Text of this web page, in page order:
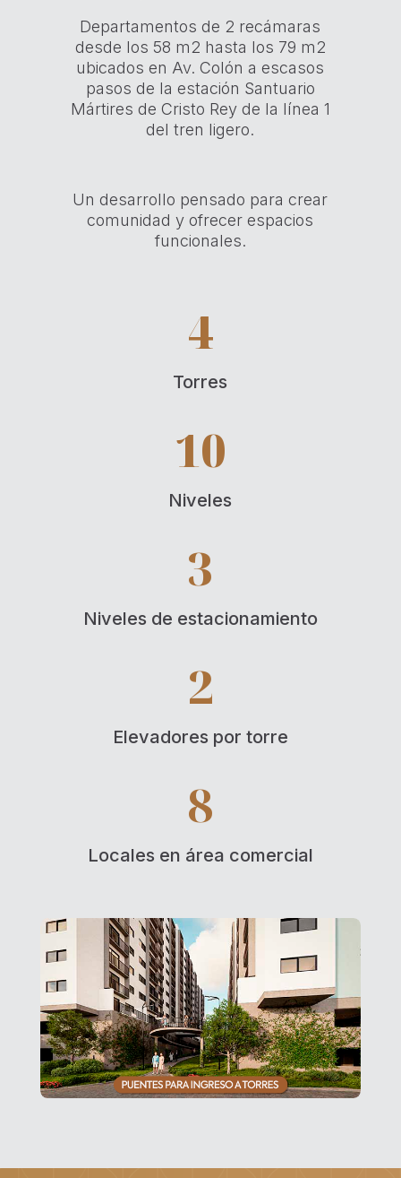
Departamentos de 2 recámaras
desde los 58 m2 hasta los 79 m2
ubicados en Av. Colón a escasos
pasos de la estación Santuario
Mártires de Cristo Rey de la línea 1
del tren ligero.
Un desarrollo pensado para crear
comunidad y ofrecer espacios
funcionales.
4
Torres
10
Niveles
3
Niveles de estacionamiento
2
Elevadores por torre
8
Locales en área comercial